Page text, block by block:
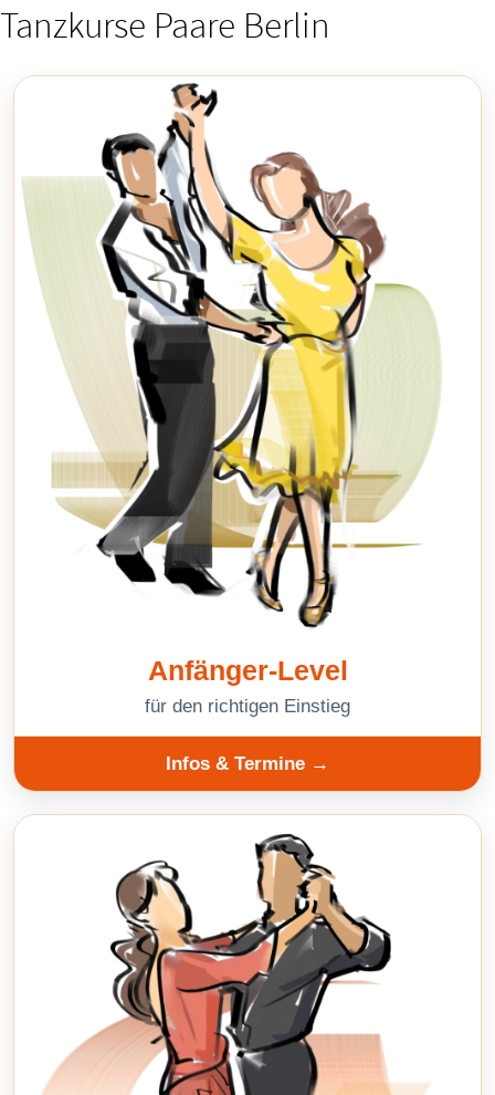
Tanzkurse Paare Berlin
Anfänger-Level
für den richtigen Einstieg
Infos & Termine